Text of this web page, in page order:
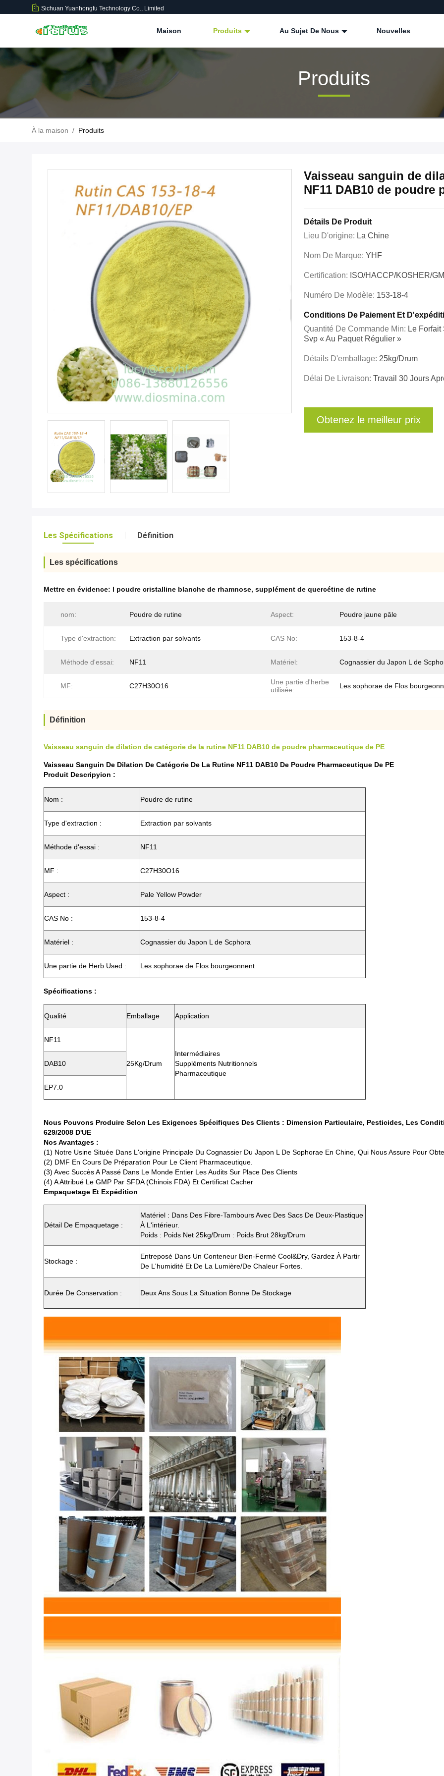
Sichuan Yuanhongfu Technology Co., Limited
Maison Produits Au Sujet De Nous Nouvelles
Produits
À la maison / Produits
Vaisseau sanguin de
NF11 DAB10 de poudre
Détails De Produit
Lieu D'origine: La Chine
Nom De Marque: YHF
Certification: ISO/HACCP/KOSHER/
Numéro De Modèle: 153-18-4
Conditions De Paiement Et
Quantité De Commande Min: Le Forfait
Svp « Au Paquet Régulier »
Détails D'emballage: 25kg/drum
Délai De Livraison: Travail 30 Jours
Obtenez le meilleur prix
Les Spécifications Définition
Les spécifications
Mettre en évidence: l poudre cristalline blanche de rhamnose, supplément de quercétine de rutine
nom: Poudre de rutine Aspect: Poudre jaune pâle
Type d'extraction: Extraction par solvants CAS No: 153-8-4
Méthode d'essai: NF11 Matériel: Cognassier du Japon L de
MF: C27H30O16
Une partie d'herbe
utilisée:
Les sophorae de Flos
Définition
Vaisseau sanguin de dilation de catégorie de la rutine NF11 DAB10 de poudre pharmaceutique de PE
Vaisseau Sanguin De Dilation De Catégorie De La Rutine NF11 DAB10 De Poudre Pharmaceutique De PE
Produit Descripyion :
Nom : Poudre de rutine
Type d'extraction : Extraction par solvants
Méthode d'essai : NF11
MF : C27H30O16
Aspect : Pale Yellow Powder
CAS No : 153-8-4
Matériel : Cognassier du Japon L de Scphora
Une partie de Herb Used : Les sophorae de Flos bourgeonnent
Spécifications :
Qualité Emballage Application
NF11
25Kg/Drum
Intermédiaires
Suppléments Nutritionnels
Pharmaceutique
DAB10
EP7.0
Nous Pouvons Produire Selon Les Exigences Spécifiques Des Clients : Dimension Particulaire, Pesticides, Les
629/2008 D'UE
Nos Avantages :
(1) Notre Usine Située Dans L'origine Principale Du Cognassier Du Japon L De Sophorae En Chine, Qui Nous Assure Pour
(2) DMF En Cours De Préparation Pour Le Client Pharmaceutique.
(3) Avec Succès A Passé Dans Le Monde Entier Les Audits Sur Place Des Clients
(4) A Attribué Le GMP Par SFDA (Chinois FDA) Et Certificat Cacher
Empaquetage Et Expédition
Détail De Empaquetage :
Matériel : Dans Des Fibre-Tambours Avec Des Sacs De Deux-Plastique
À L'intérieur.
Poids : Poids Net 25kg/drum : Poids Brut 28kg/drum
Stockage :
Entreposé Dans Un Conteneur Bien-Fermé Cool&dry, Gardez À Partir
De L'humidité Et De La Lumière/de Chaleur Fortes.
Durée De Conservation : Deux Ans Sous La Situation Bonne De Stockage